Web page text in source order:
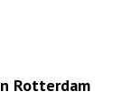
Rotterdam